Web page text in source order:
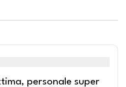
personale super